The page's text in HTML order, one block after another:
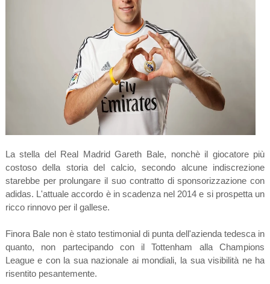
La stella del Real Madrid Gareth Bale, nonchè il giocatore più
costoso della storia del calcio, secondo alcune indiscrezione
starebbe per prolungare il suo contratto di sponsorizzazione con
adidas. L'attuale accordo è in scadenza nel 2014 e si prospetta un
ricco rinnovo per il gallese.
Finora Bale non è stato testimonial di punta dell'azienda tedesca in
quanto, non partecipando con il Tottenham alla Champions
League e con la sua nazionale ai mondiali, la sua visibilità ne ha
risentito pesantemente.